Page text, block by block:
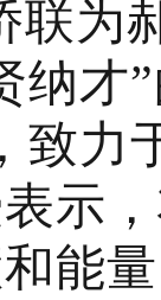
联为
纳才
致力
示
和能